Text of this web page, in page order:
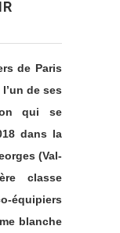
de Paris
de ses
qui se
dans la
(Val-
classe
équipiers
blanche